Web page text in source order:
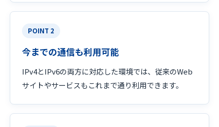
POINT 2
今までの通信も利用可能
IPv4とIPv6の両方に対応した環境では、従来のWeb
サイトやサービスもこれまで通り利用できます。